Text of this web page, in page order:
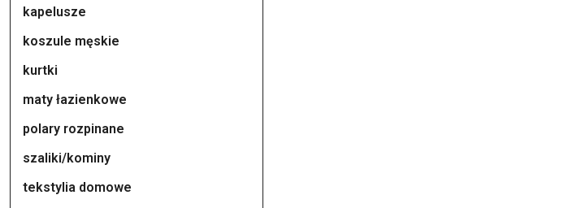
kapelusze
koszule męskie
kurtki
maty łazienkowe
polary rozpinane
szaliki/kominy
tekstylia domowe